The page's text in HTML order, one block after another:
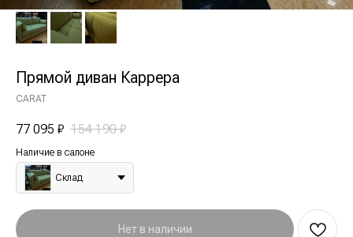
Прямой диван Каррера
CARAT
77 095 ₽ 154 190 ₽
Наличие в салоне
Склад
Нет в наличии